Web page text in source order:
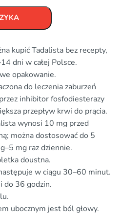
kupić Tadalista bez recepty,
dni w całej Polsce.
opakowanie.
do leczenia zaburzeń
inhibitor fosfodiesterazy
przepływ krwi do prącia.
wynosi 10 mg przed
można dostosować do 5
mg raz dziennie.
doustna.
w ciągu 30–60 minut.
do 36 godzin.
ubocznym jest ból głowy.